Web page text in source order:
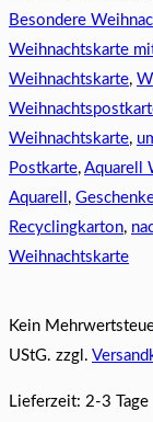
Besondere
Weihnachtskarte
Weihnachtskarte,
Weihnachtskarte,
Postkarte, Aquarell
Aquarell ,
Recyclingkarton,
Weihnachtskarte
Kein
UStG. zzgl.
Lieferzeit: 2-3 Tage